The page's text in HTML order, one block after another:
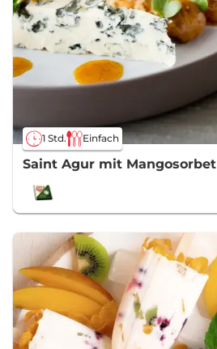
1 Std. Einfach
Saint Agur mit Mangosorbet